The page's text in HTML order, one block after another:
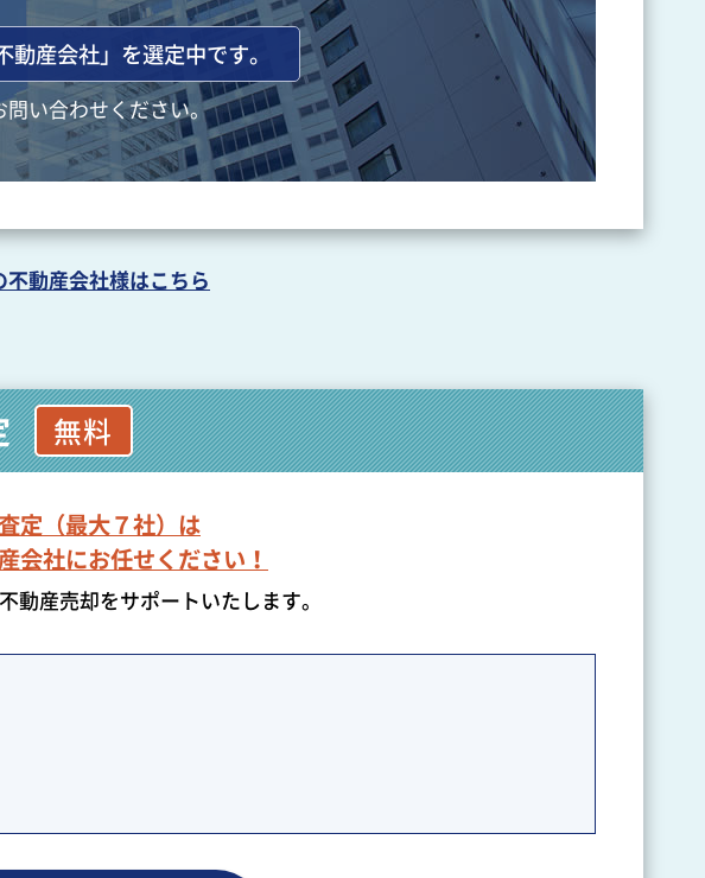
動産会社」を選定中です。
い合わせください。
不動産会社様はこちら
無料
定（最大７社）は
会社にお任せください！
産売却をサポートいたします。